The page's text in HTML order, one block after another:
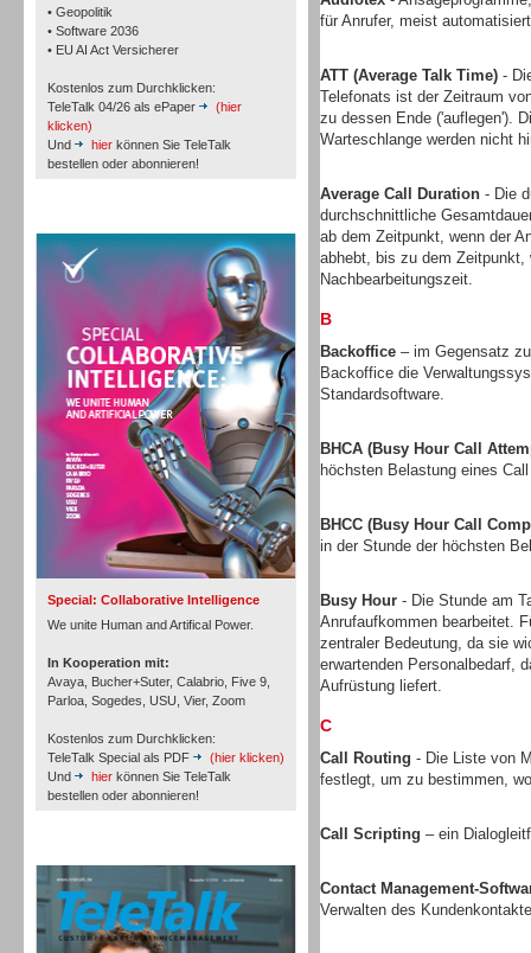
• Geopolitik
• Software 2036
• EU AI Act Versicherer
Kostenlos zum Durchklicken:
TeleTalk 04/26 als ePaper
(hier
klicken)
Und
hier können Sie TeleTalk
bestellen oder abonnieren!
Special: Collaborative Intelligence
We unite Human and Artifical Power.
In Kooperation mit:
Avaya, Bucher+Suter, Calabrio, Five 9,
Parloa, Sogedes, USU, Vier, Zoom
Kostenlos zum Durchklicken:
TeleTalk Special als PDF
(hier klicken)
Und
hier können Sie TeleTalk
bestellen oder abonnieren!
Workforce-Management
Personal
Inbound
für Anrufer, meist
ATT (Average Talk Time) -
Telefonats ist der Zeitraum
zu dessen Ende ('auflegen').
Warteschlange werden nicht
Average Call Duration - Die
durchschnittliche
ab dem Zeitpunkt, wenn der
abhebt, bis zu dem Zeitpunkt,
Nachbearbeitungszeit.
B
Backoffice – im Gegensatz
Backoffice die
Standardsoftware.
BHCA (Busy Hour Call
höchsten Belastung eines
BHCC (Busy Hour Call
in der Stunde der höchsten
Busy Hour - Die Stunde am
Anrufaufkommen bearbeitet.
zentraler Bedeutung, da sie
erwartenden Personalbedarf,
Aufrüstung liefert.
C
Call Routing - Die Liste von
festlegt, um zu bestimmen,
Call Scripting – ein
Contact Management-
Verwalten des